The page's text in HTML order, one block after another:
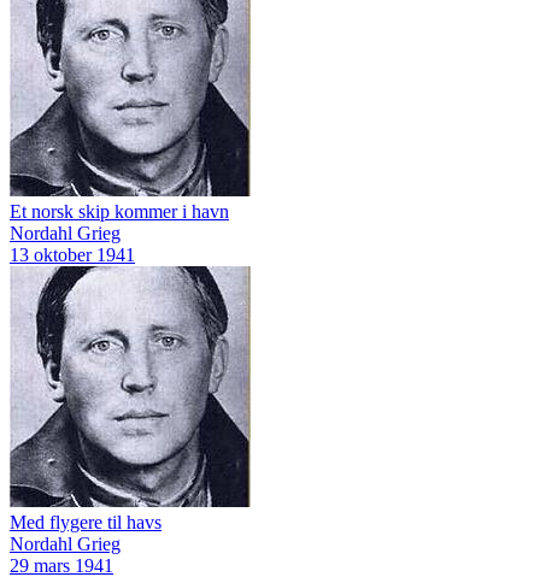
Et norsk skip kommer i havn
Nordahl Grieg
13 oktober 1941
Med flygere til havs
Nordahl Grieg
29 mars 1941